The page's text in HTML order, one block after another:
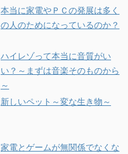
本当に家電やＰＣの発展は多く
の人のためになっているのか？
ハイレゾって本当に音質がい
い？～まずは音楽そのものから
～
新しいペット～変な生き物～
家電とゲームが無関係でなくな